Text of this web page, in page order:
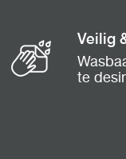
Veilig
te